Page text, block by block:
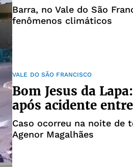
Barra, no Vale do São
fenômenos climáticos
VALE DO SÃO FRANCISCO
Bom Jesus da
após acidente
Caso ocorreu na noite de
Agenor Magalhães